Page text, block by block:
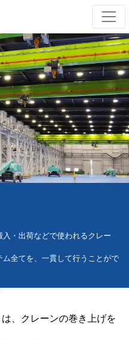
・出荷などで使われるクレー
全てを、一貫して行うことがで
、クレーンの巻き上げを